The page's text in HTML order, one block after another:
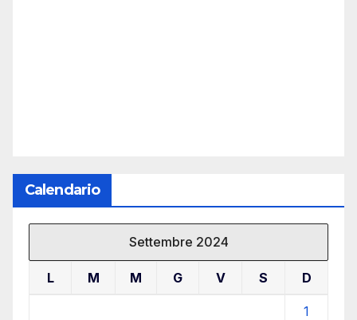
Calendario
Settembre 2024
L M M G V S D
1